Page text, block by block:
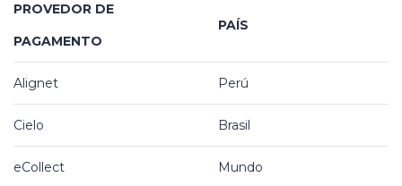
PROVEDOR DE
PAGAMENTO
PAÍS
Alignet Perú
Cielo Brasil
eCollect Mundo